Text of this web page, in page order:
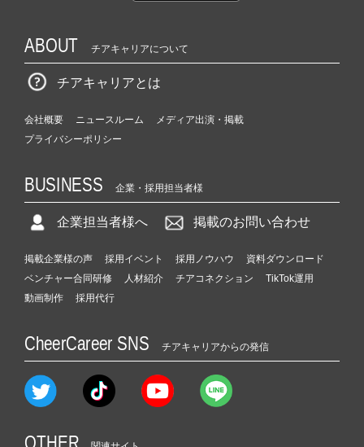
ABOUT チアキャリアについて
チアキャリアとは
会社概要 ニュースルーム
メディア出演・掲載
プライバシーポリシー
BUSINESS 企業・採用担当者様
企業担当者様へ 掲載のお問い合わせ
掲載企業様の声 採用イベント 採用ノウハウ
資料ダウンロード
ベンチャー合同研修
人材紹介 チアコネクション
TikTok運用
動画制作
採用代行
CheerCareer SNS チアキャリアからの発信
OTHER